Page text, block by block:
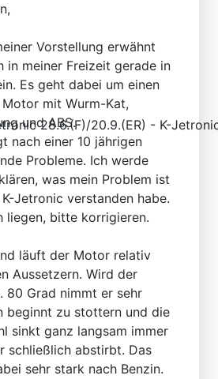
28.6.(F)/20.9.(ER) - K-
Vorstellung erwähnt
in meiner Freizeit gerade in
Es geht dabei um einen
Motor mit Wurm-Kat,
und ABS.
nach einer 10 jährigen
Probleme. Ich werde
was mein Problem ist
Jetronic verstanden habe.
liegen, bitte korrigieren.
läuft der Motor relativ
Aussetzern. Wird der
80 Grad nimmt er sehr
beginnt zu stottern und die
sinkt ganz langsam immer
schließlich abstirbt. Das
sehr stark nach Benzin.